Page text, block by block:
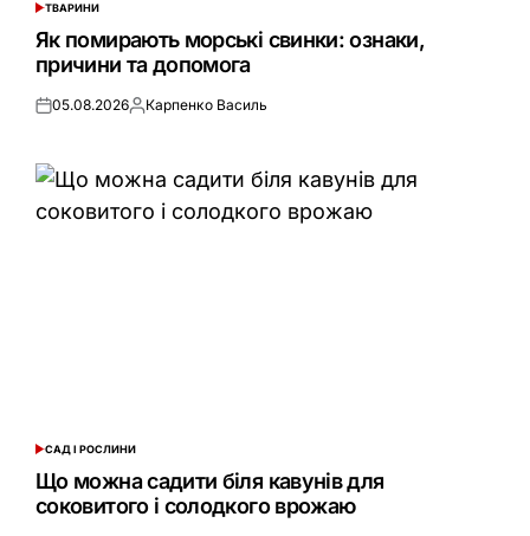
ОПУБЛІКУВАТИ
ТВАРИНИ
Як помирають морські свинки: ознаки,
причини та допомога
Оприлюднено
05.08.2026Опубліковано
Карпенко Василь
ОПУБЛІКУВАТИ
У
САД І РОСЛИНИ
Що можна садити біля кавунів для
соковитого і солодкого врожаю